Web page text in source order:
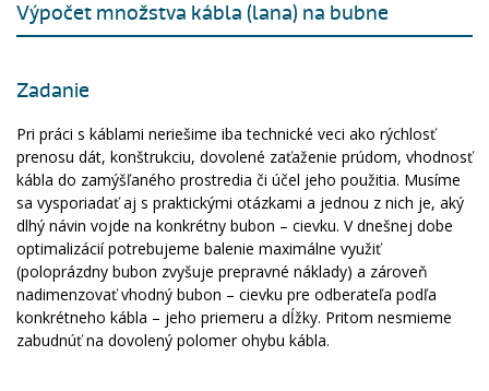
Výpočet množstva kábla (lana) na bubne
Zadanie
Pri práci s káblami neriešime iba technické veci ako rýchlosť
prenosu dát, konštrukciu, dovolené zaťaženie prúdom, vhodnosť
kábla do zamýšľaného prostredia či účel jeho použitia. Musíme
sa vysporiadať aj s praktickými otázkami a jednou z nich je, aký
dlhý návin vojde na konkrétny bubon – cievku. V dnešnej dobe
optimalizácií potrebujeme balenie maximálne využiť
(poloprázdny bubon zvyšuje prepravné náklady) a zároveň
nadimenzovať vhodný bubon – cievku pre odberateľa podľa
konkrétneho kábla – jeho priemeru a dĺžky. Pritom nesmieme
zabudnúť na dovolený polomer ohybu kábla.